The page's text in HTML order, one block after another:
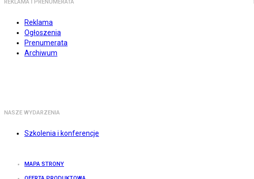
REKLAMA I PRENUMERATA
Reklama
Ogłoszenia
Prenumerata
Archiwum
NASZE WYDARZENIA
Szkolenia i konferencje
MAPA STRONY